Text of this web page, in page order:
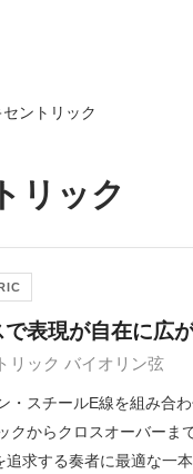
ントリック
リック
表現が自在に広
リック バイオリン弦
スチールE線を組み合
クからクロスオーバー
求する奏者に最適な一本